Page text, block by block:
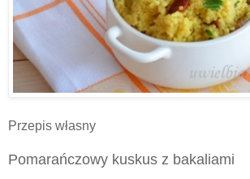
Przepis własny
Pomarańczowy kuskus z bakaliami